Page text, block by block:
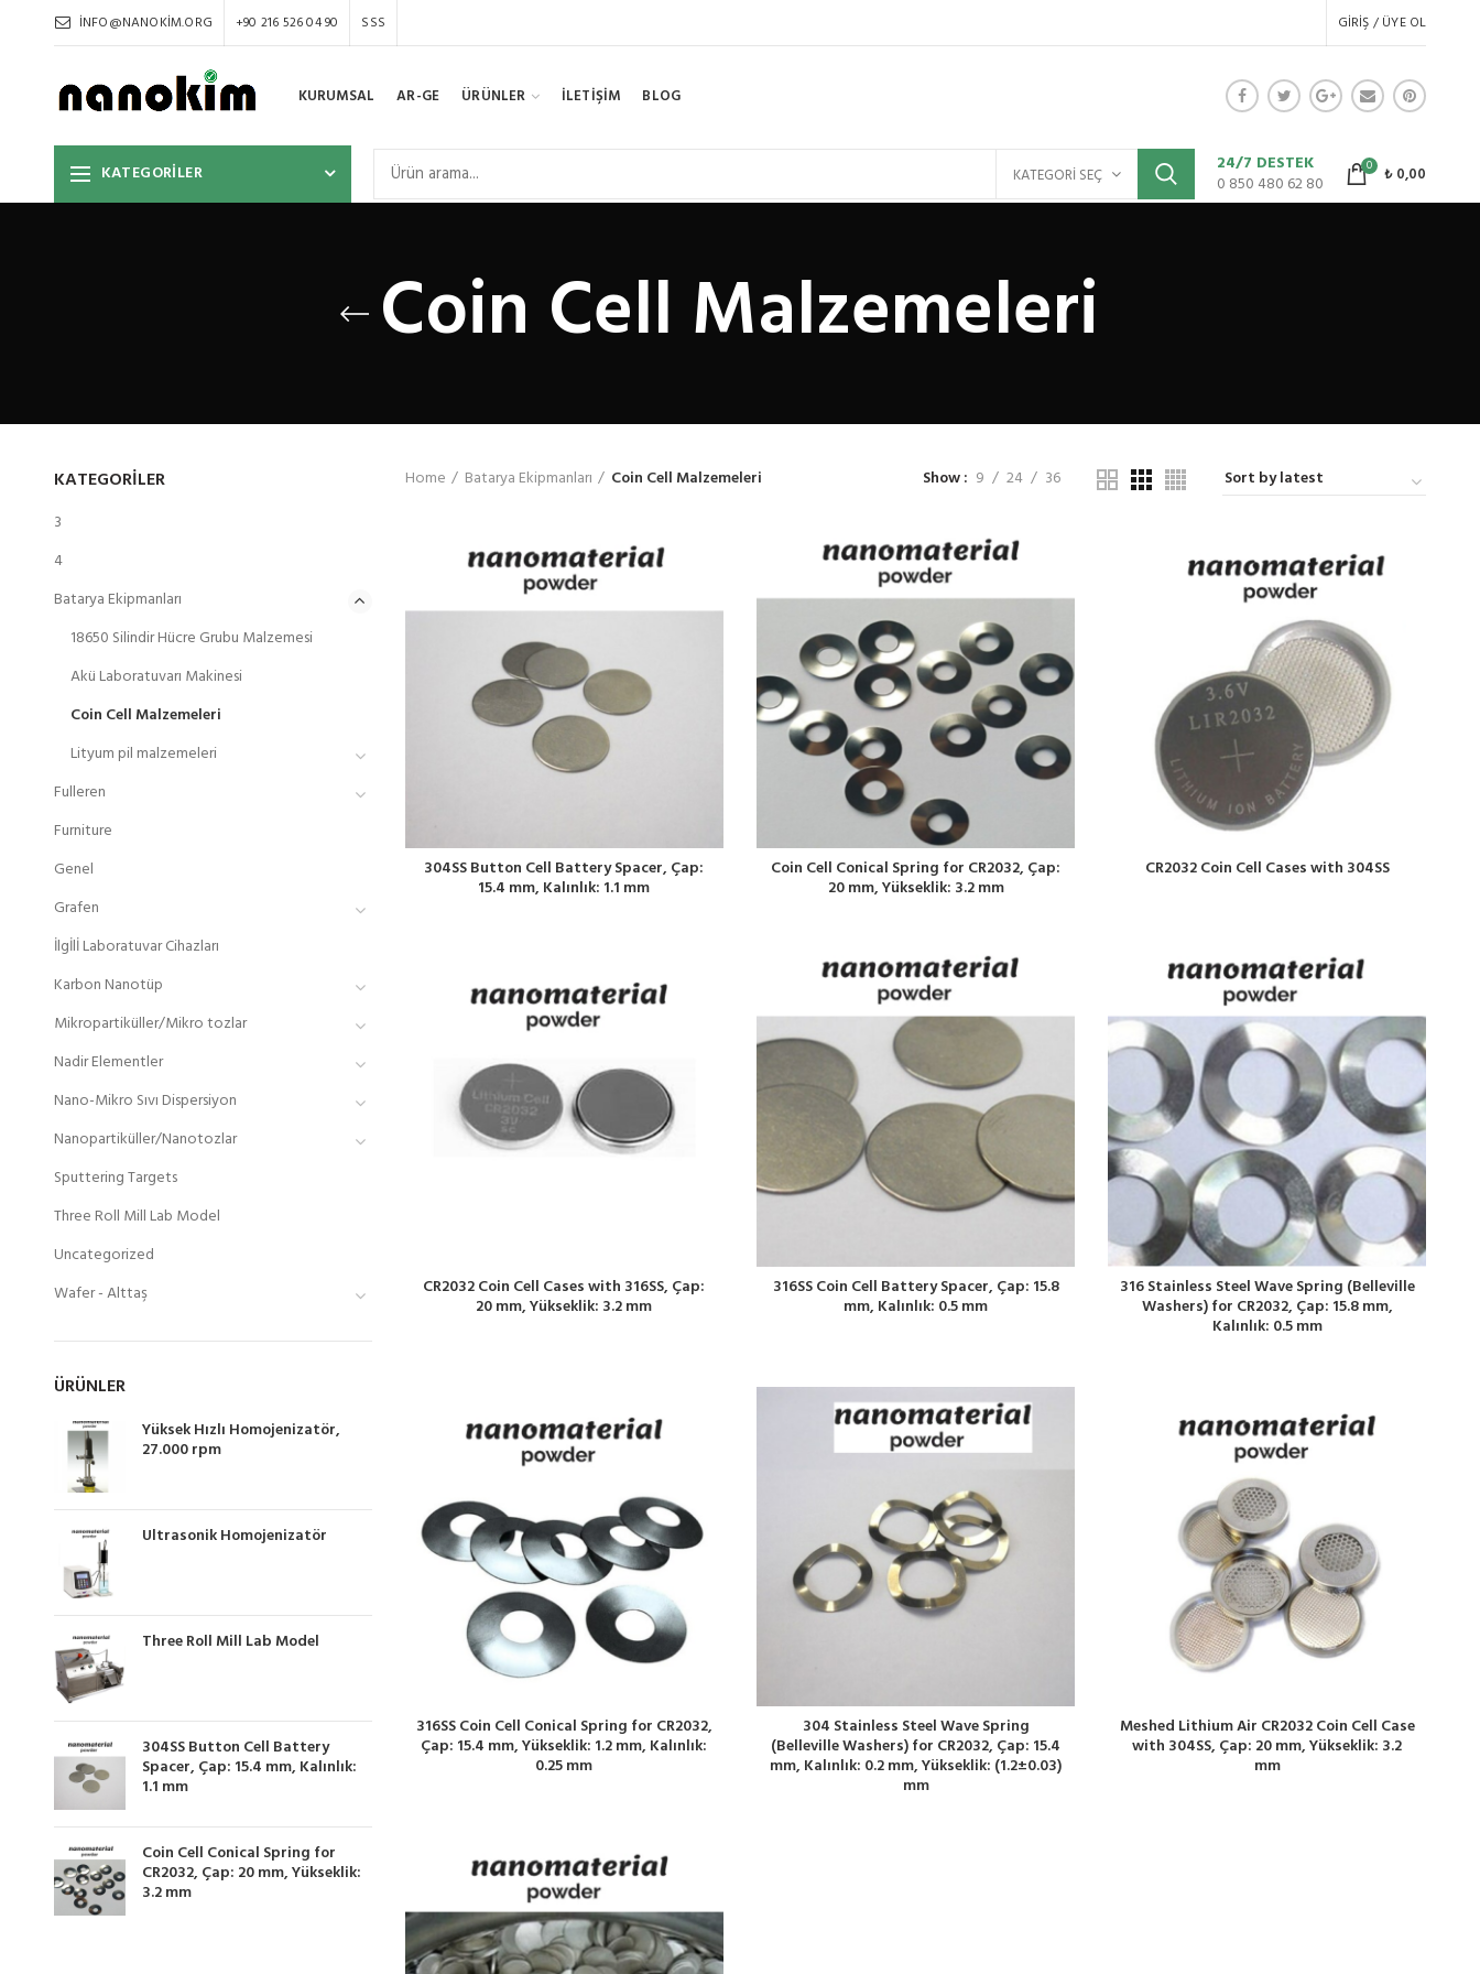
INFO@NANOKIM.ORG +90 216 526 04 90 SSS GIRIŞ / ÜYE OL
KURUMSAL AR-GE ÜRÜNLER İLETİŞİM BLOG
KATEGORİLER KATEGORI SEÇ
24/7 DESTEK
0 850 480 62 80
0 ₺0,00
Coin Cell Malzemeleri
Home Batarya Ekipmanları Coin Cell Malzemeleri Show 9 24 36
304SS Button Cell Battery Spacer, Çap:
15.4 mm, Kalınlık: 1.1 mm
Coin Cell Conical Spring for CR2032, Çap:
20 mm, Yükseklik: 3.2 mm
CR2032 Coin Cell Cases with 304SS
CR2032 Coin Cell Cases with 316SS, Çap:
20 mm, Yükseklik: 3.2 mm
316SS Coin Cell Battery Spacer, Çap: 15.8
mm, Kalınlık: 0.5 mm
316 Stainless Steel Wave Spring (Belleville
Washers) for CR2032, Çap: 15.8 mm,
Kalınlık: 0.5 mm
316SS Coin Cell Conical Spring for CR2032,
Çap: 15.4 mm, Yükseklik: 1.2 mm, Kalınlık:
0.25 mm
304 Stainless Steel Wave Spring
(Belleville Washers) for CR2032, Çap: 15.4
mm, Kalınlık: 0.2 mm, Yükseklik: (1.2±0.03)
mm
Meshed Lithium Air CR2032 Coin Cell Case
with 304SS, Çap: 20 mm, Yükseklik: 3.2
mm
KATEGORILER
3
4
Batarya Ekipmanları
18650 Silindir Hücre Grubu Malzemesi
Akü Laboratuvarı Makinesi
Coin Cell Malzemeleri
Lityum pil malzemeleri
Fulleren
Furniture
Genel
Grafen
İlgİlİ Laboratuvar Cihazları
Karbon Nanotüp
Mikropartiküller/Mikro tozlar
Nadir Elementler
Nano-Mikro Sıvı Dispersiyon
Nanopartiküller/Nanotozlar
Sputtering Targets
Three Roll Mill Lab Model
Uncategorized
Wafer - Alttaş
ÜRÜNLER
Yüksek Hızlı Homojenizatör,
27.000 rpm
Ultrasonik Homojenizatör
Three Roll Mill Lab Model
304SS Button Cell Battery
Spacer, Çap: 15.4 mm, Kalınlık:
1.1 mm
Coin Cell Conical Spring for
CR2032, Çap: 20 mm, Yükseklik:
3.2 mm